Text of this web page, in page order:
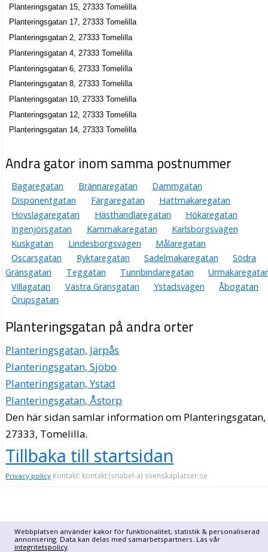
Webbplatsen använder kakor för funktionalitet, statistik & personaliserad
annonsering. Data kan delas med samarbetspartners. Läs vår
integritetspolicy.
Planteringsgatan 15, 27333 Tomelilla
Planteringsgatan 17, 27333 Tomelilla
Planteringsgatan 2, 27333 Tomelilla
Planteringsgatan 4, 27333 Tomelilla
Planteringsgatan 6, 27333 Tomelilla
Planteringsgatan 8, 27333 Tomelilla
Planteringsgatan 10, 27333 Tomelilla
Planteringsgatan 12, 27333 Tomelilla
Planteringsgatan 14, 27333 Tomelilla
Andra gator inom samma postnummer
Bagaregatan Brännaregatan
Dammgatan
Disponentgatan
Färgaregatan
Hattmakaregatan
Hovslagaregatan
Hästhandlaregatan
Hökaregatan
Ingenjörsgatan
Kammakaregatan
Karlsborgsvägen
Kuskgatan
Lindesborgsvägen
Målaregatan
Oscarsgatan
Ryktaregatan Sadelmakaregatan
Södra
Gränsgatan
Teggatan Tunnbindaregatan
Villagatan
Västra Gränsgatan Ystadsvägen
Åbogatan
Örupsgatan
Planteringsgatan på andra orter
Planteringsgatan, Järpås
Planteringsgatan, Sjöbo
Planteringsgatan, Ystad
Planteringsgatan, Åstorp
Den här sidan samlar information om Planteringsgatan,
27333, Tomelilla.
Tillbaka till startsidan
Privacy policy Kontakt: kontakt (snabel-a) svenskaplatser.se